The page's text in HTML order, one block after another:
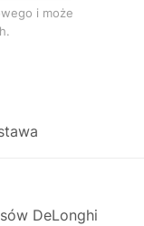
i może
DeLonghi